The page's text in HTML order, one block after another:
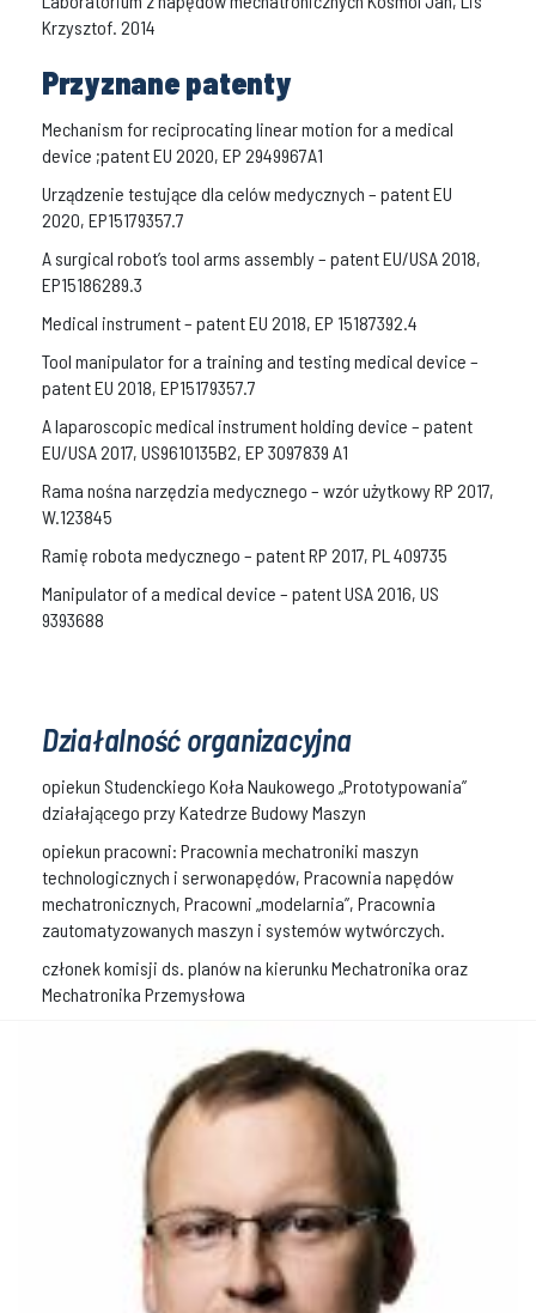
Krzysztof. 2014
Przyznane patenty
Mechanism for reciprocating linear motion for a medical
device ;patent EU 2020, EP 2949967A1
Urządzenie testujące dla celów medycznych – patent EU
2020, EP15179357.7
A surgical robot’s tool arms assembly – patent EU/USA 2018,
EP15186289.3
Medical instrument – patent EU 2018, EP 15187392.4
Tool manipulator for a training and testing medical device –
patent EU 2018, EP15179357.7
A laparoscopic medical instrument holding device – patent
EU/USA 2017, US9610135B2, EP 3097839 A1
Rama nośna narzędzia medycznego – wzór użytkowy RP 2017,
W.123845
Ramię robota medycznego – patent RP 2017, PL 409735
Manipulator of a medical device – patent USA 2016, US
9393688
Działalność organizacyjna
opiekun Studenckiego Koła Naukowego „Prototypowania”
działającego przy Katedrze Budowy Maszyn
opiekun pracowni: Pracownia mechatroniki maszyn
technologicznych i serwonapędów, Pracownia napędów
mechatronicznych, Pracowni „modelarnia”, Pracownia
zautomatyzowanych maszyn i systemów wytwórczych.
członek komisji ds. planów na kierunku Mechatronika oraz
Mechatronika Przemysłowa